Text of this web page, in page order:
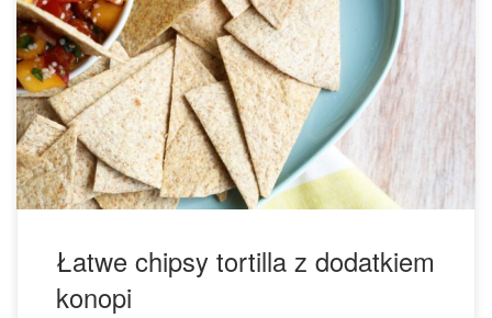
Przepis na smaczną, łatwą i zdrową przekąskę – idealną do
filmu czy wspólnego wieczoru z przyjaciółmi. Składniki: • 12
małych placków tortilla (pełnoziarniste lub kukurydziane) • 2
łyżki oleju z konopi • różowa sól himalajska 1. Rozgrzej
piekarnik do 160°C. 2. Wysmaruj oba boki placków olejem z
konopi i posyp […]
Łatwe chipsy tortilla z dodatkiem
konopi